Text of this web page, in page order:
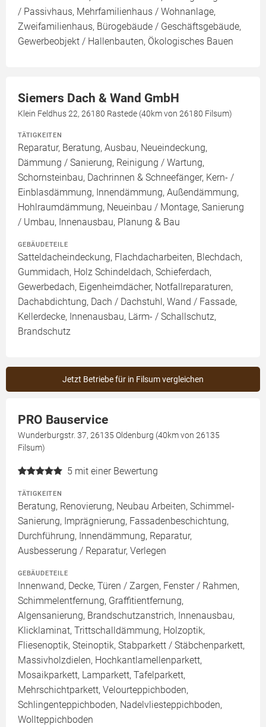
/ Passivhaus, Mehrfamilienhaus / Wohnanlage,
Zweifamilienhaus, Bürogebäude / Geschäftsgebäude,
Gewerbeobjekt / Hallenbauten, Ökologisches Bauen
Siemers Dach & Wand GmbH
Klein Feldhus 22, 26180 Rastede (40km von 26180 Filsum)
TÄTIGKEITEN
Reparatur, Beratung, Ausbau, Neueindeckung,
Dämmung / Sanierung, Reinigung / Wartung,
Schornsteinbau, Dachrinnen & Schneefänger, Kern- /
Einblasdämmung, Innendämmung, Außendämmung,
Hohlraumdämmung, Neueinbau / Montage, Sanierung
/ Umbau, Innenausbau, Planung & Bau
GEBÄUDETEILE
Satteldacheindeckung, Flachdacharbeiten, Blechdach,
Gummidach, Holz Schindeldach, Schieferdach,
Gewerbedach, Eigenheimdächer, Notfallreparaturen,
Dachabdichtung, Dach / Dachstuhl, Wand / Fassade,
Kellerdecke, Innenausbau, Lärm- / Schallschutz,
Brandschutz
Jetzt Betriebe für in Filsum vergleichen
PRO Bauservice
Wunderburgstr. 37, 26135 Oldenburg (40km von 26135
Filsum)
5 mit einer Bewertung
TÄTIGKEITEN
Beratung, Renovierung, Neubau Arbeiten, Schimmel-
Sanierung, Imprägnierung, Fassadenbeschichtung,
Durchführung, Innendämmung, Reparatur,
Ausbesserung / Reparatur, Verlegen
GEBÄUDETEILE
Innenwand, Decke, Türen / Zargen, Fenster / Rahmen,
Schimmelentfernung, Graffitientfernung,
Algensanierung, Brandschutzanstrich, Innenausbau,
Klicklaminat, Trittschalldämmung, Holzoptik,
Fliesenoptik, Steinoptik, Stabparkett / Stäbchenparkett,
Massivholzdielen, Hochkantlamellenparkett,
Mosaikparkett, Lamparkett, Tafelparkett,
Mehrschichtparkett, Velourteppichboden,
Schlingenteppichboden, Nadelvliesteppichboden,
Wollteppichboden